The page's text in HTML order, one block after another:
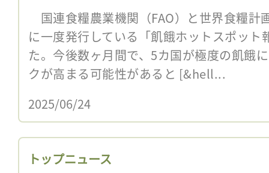
国連食糧農業機関（FAO）と世界食糧計
に一度発行している「飢餓ホットスポット
た。今後数ヶ月間で、5カ国が極度の飢餓
クが高まる可能性があると [&hell...
2025/06/24
トップニュース